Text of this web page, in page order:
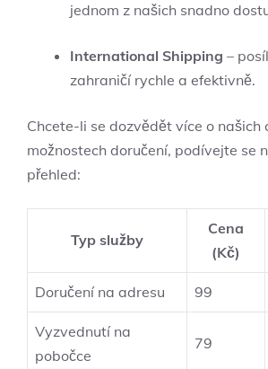
jednom ⁣z našich snadno
International ​Shipping –
zahraničí ⁣rychle a efektivně.
Chcete-li se dozvědět více o našich
možnostech doručení, podívejte se⁣
‌přehled:
Typ služby
Cena
(Kč)
Doručení ​na adresu 99
Vyzvednutí na‍
pobočce
79